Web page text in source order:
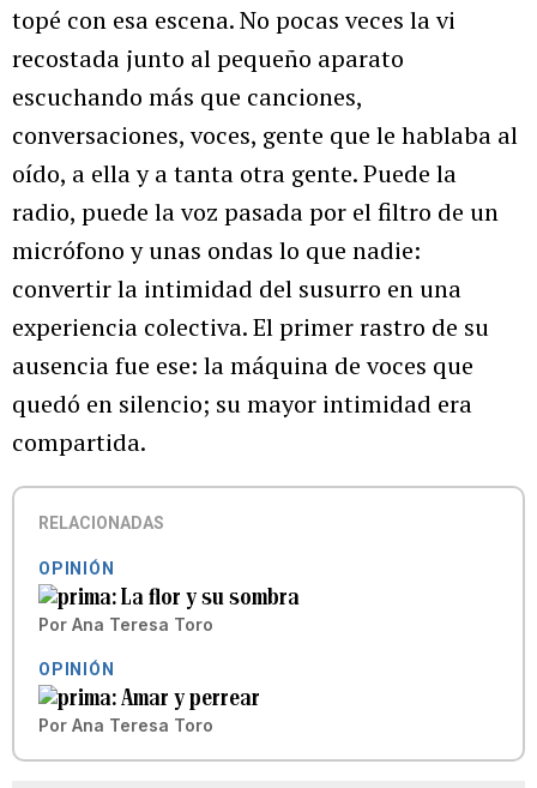
topé con esa escena. No pocas veces la vi
recostada junto al pequeño aparato
escuchando más que canciones,
conversaciones, voces, gente que le hablaba al
oído, a ella y a tanta otra gente. Puede la
radio, puede la voz pasada por el filtro de un
micrófono y unas ondas lo que nadie:
convertir la intimidad del susurro en una
experiencia colectiva. El primer rastro de su
ausencia fue ese: la máquina de voces que
quedó en silencio; su mayor intimidad era
compartida.
RELACIONADAS
OPINIÓN
La flor y su sombra
Por Ana Teresa Toro
OPINIÓN
Amar y perrear
Por Ana Teresa Toro